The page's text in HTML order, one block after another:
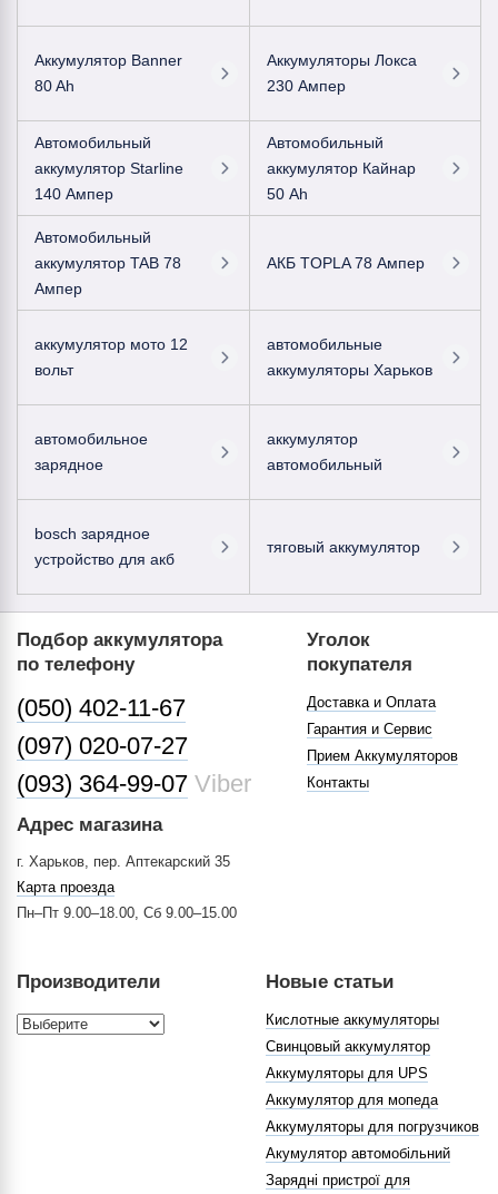
Аккумулятор Banner
80 Ah
Аккумуляторы Локса
230 Ампер
Автомобильный
аккумулятор Starline
140 Ампер
Автомобильный
аккумулятор Кайнар
50 Ah
Автомобильный
аккумулятор TAB 78
Ампер
АКБ TOPLA 78 Ампер
аккумулятор мото 12
вольт
автомобильные
аккумуляторы Харьков
автомобильное
зарядное
аккумулятор
автомобильный
bosch зарядное
устройство для акб
тяговый аккумулятор
Подбор аккумулятора
по телефону
(050) 402-11-67
(097) 020-07-27
(093) 364-99-07 Viber
Адрес магазина
г. Харьков, пер. Аптекарский 35
Карта проезда
Пн–Пт 9.00–18.00, Сб 9.00–15.00
Уголок
покупателя
Доставка и Оплата
Гарантия и Сервис
Прием Аккумуляторов
Контакты
Производители Новые статьи
Кислотные аккумуляторы
Свинцовый аккумулятор
Аккумуляторы для UPS
Аккумулятор для мопеда
Аккумуляторы для погрузчиков
Акумулятор автомобільний
Зарядні пристрої для